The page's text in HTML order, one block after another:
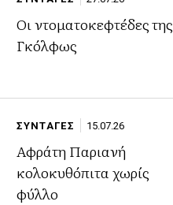
Οι ντοματοκεφτέδες της
Γκόλφως
ΣΥΝΤΑΓΕΣ 15.07.26
Αφράτη Παριανή
κολοκυθόπιτα χωρίς
φύλλο